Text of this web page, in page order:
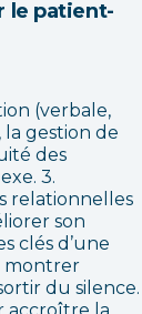
le patient-
(verbale,
gestion de
des
3.
relationnelles
son
clés d’une
montrer
du silence.